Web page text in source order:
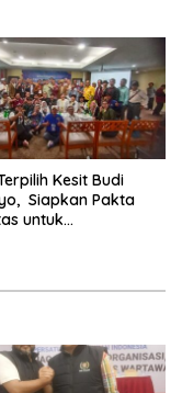
Kesit Budi
Siapkan Pakta
untuk